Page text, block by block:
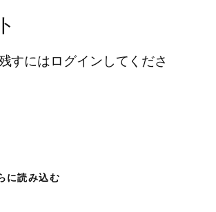
すにはログインしてくださ
に読み込む